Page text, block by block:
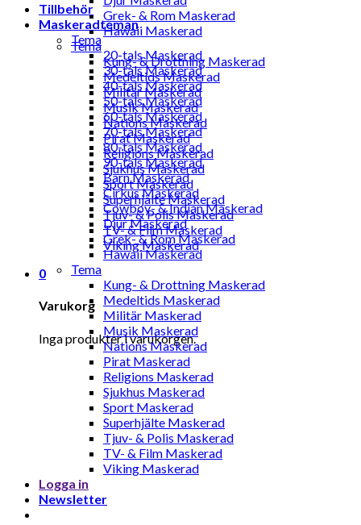
Grek- & Rom Maskerad
Hawaii Maskerad
Tema
Kung- & Drottning Maskerad
Medeltids Maskerad
Militär Maskerad
Musik Maskerad
Nations Maskerad
Pirat Maskerad
Religions Maskerad
Sjukhus Maskerad
Sport Maskerad
Superhjälte Maskerad
Tjuv- & Polis Maskerad
TV- & Film Maskerad
Viking Maskerad
0
Varukorg
Inga produkter i varukorgen.
Tillbehör
Maskeradteman
Tema
20-tals Maskerad
30-tals Maskerad
40-tals Maskerad
50-tals Maskerad
60-tals Maskerad
70-tals Maskerad
80-tals Maskerad
90-tals Maskerad
Barn Maskerad
Cirkus Maskerad
Cowboy- & Indian Maskerad
Djur Maskerad
Grek- & Rom Maskerad
Hawaii Maskerad
Tema
Kung- & Drottning Maskerad
Medeltids Maskerad
Militär Maskerad
Musik Maskerad
Nations Maskerad
Pirat Maskerad
Religions Maskerad
Sjukhus Maskerad
Sport Maskerad
Superhjälte Maskerad
Tjuv- & Polis Maskerad
TV- & Film Maskerad
Viking Maskerad
Logga in
Newsletter